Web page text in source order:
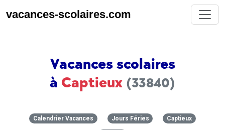
vacances-scolaires.com
Vacances scolaires
à Captieux (33840)
Calendrier Vacances Jours Féries Captieux